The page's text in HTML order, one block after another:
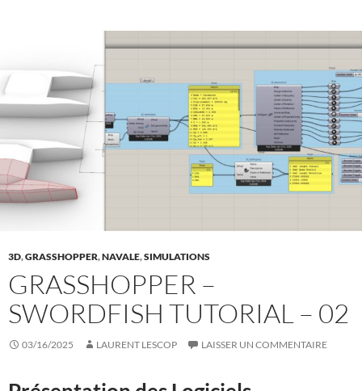
3D,GRASSHOPPER,NAVALE,SIMULATIONS
GRASSHOPPER –
SWORDFISH TUTORIAL – 02
03/16/2025 LAURENT LESCOP LAISSER UN COMMENTAIRE